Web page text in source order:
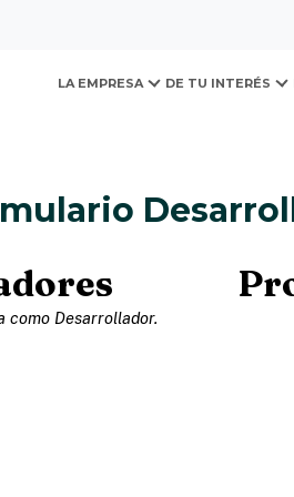
y
LA EMPRESA DE TU INTERÉS